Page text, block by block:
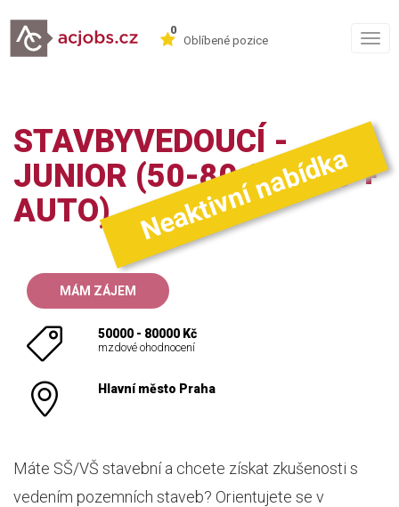
0
Oblíbené pozice
STAVBYVEDOUCÍ -
JUNIOR (50-80.000 KČ +
AUTO)
Neaktivní nabídka
MÁM ZÁJEM
50000 - 80000 Kč
mzdové ohodnocení
Hlavní město Praha
Máte SŠ/VŠ stavební a chcete získat zkušenosti s
vedením pozemních staveb? Orientujete se v